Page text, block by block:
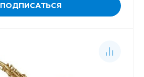
ПОДПИСАТЬСЯ